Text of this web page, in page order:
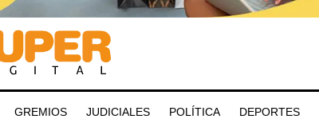
GREMIOS JUDICIALES POLÍTICA DEPORTES